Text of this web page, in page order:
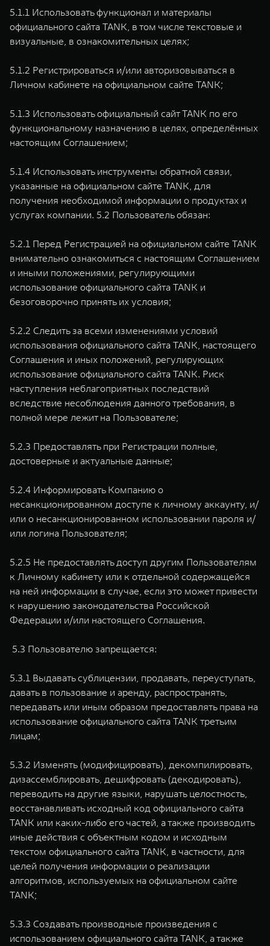
5.1.1 Использовать функционал и материалы
официального сайта TANK, в том числе текстовые и
визуальные, в ознакомительных целях;
5.1.2 Регистрироваться и/или авторизовываться в
Личном кабинете на официальном сайте TANK;
5.1.3 Использовать официальный сайт TANK по его
функциональному назначению в целях, определённых
настоящим Соглашением;
5.1.4 Использовать инструменты обратной связи,
указанные на официальном сайте TANK, для
получения необходимой информации о продуктах и
услугах компании. 5.2 Пользователь обязан:
5.2.1 Перед Регистрацией на официальном сайте TANK
внимательно ознакомиться с настоящим Соглашением
и иными положениями, регулирующими
использование официального сайта TANK и
безоговорочно принять их условия;
5.2.2 Следить за всеми изменениями условий
использования официального сайта TANK, настоящего
Соглашения и иных положений, регулирующих
использование официального сайта TANK. Риск
наступления неблагоприятных последствий
вследствие несоблюдения данного требования, в
полной мере лежит на Пользователе;
5.2.3 Предоставлять при Регистрации полные,
достоверные и актуальные данные;
5.2.4 Информировать Компанию о
несанкционированном доступе к личному аккаунту, и/
или о несанкционированном использовании пароля и/
или логина Пользователя;
5.2.5 Не предоставлять доступ другим Пользователям
к Личному кабинету или к отдельной содержащейся
на ней информации в случае, если это может привести
к нарушению законодательства Российской
Федерации и/или настоящего Соглашения.
5.3 Пользователю запрещается:
5.3.1 Выдавать сублицензии, продавать, переуступать,
давать в пользование и аренду, распространять,
передавать или иным образом предоставлять права на
использование официального сайта TANK третьим
лицам;
5.3.2 Изменять (модифицировать), декомпилировать,
дизассемблировать, дешифровать (декодировать),
переводить на другие языки, нарушать целостность,
восстанавливать исходный код официального сайта
TANK или каких-либо его частей, а также производить
иные действия с объектным кодом и исходным
текстом официального сайта TANK, в частности, для
целей получения информации о реализации
алгоритмов, используемых на официальном сайте
TANK;
5.3.3 Создавать производные произведения с
использованием официального сайта TANK, а также